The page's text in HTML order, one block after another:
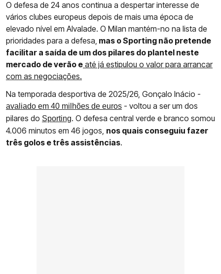
O defesa de 24 anos continua a despertar interesse de
vários clubes europeus depois de mais uma época de
elevado nível em Alvalade. O Milan mantém-no na lista de
prioridades para a defesa, mas o Sporting não pretende
facilitar a saída de um dos pilares do plantel neste
mercado de verão e até já estipulou o valor para arrancar
com as negociações.
Na temporada desportiva de 2025/26, Gonçalo Inácio -
avaliado em 40 milhões de euros - voltou a ser um dos
pilares do Sporting. O defesa central verde e branco somou
4.006 minutos em 46 jogos, nos quais conseguiu fazer
três golos e três assistências.